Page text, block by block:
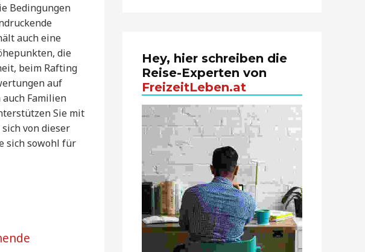
Bedingungen
auch eine
die
beim Rafting
auf
Familien
Sie mit
von dieser
sich sowohl für
Hey, hier schreiben die
Reise-Experten von
FreizeitLeben.at